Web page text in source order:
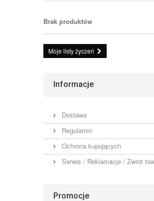
Brak produktów
Moje listy życzeń
Informacje
Dostawa
Regulamin
Ochrona kupujących
Serwis / Reklamacje / Zwrot
Promocje